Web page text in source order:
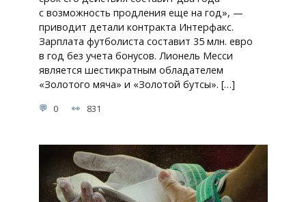
с возможность продления еще на год», —
приводит детали контракта Интерфакс.
Зарплата футболиста составит 35 млн. евро
в год без учета бонусов. Лионель Месси
является шестикратным обладателем
«Золотого мяча» и «Золотой бутсы». […]
0 831